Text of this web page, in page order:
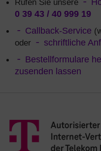
Rufen Sie unsere
0 39 43 / 40 999 19
Callback-Service
oder
schriftliche
Bestellformulare
zusenden lassen